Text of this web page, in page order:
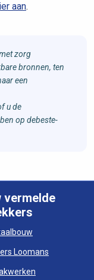
aan.
zorg
bronnen, ten
een
u de
op debeste-
vermelde
Loomans